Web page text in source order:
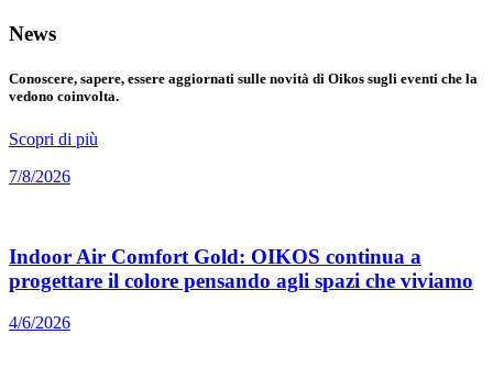
News
Conoscere, sapere, essere aggiornati sulle novità di Oikos sugli eventi che la
vedono coinvolta.
Scopri di più
7/8/2026
Indoor Air Comfort Gold: OIKOS continua a
progettare il colore pensando agli spazi che viviamo
4/6/2026